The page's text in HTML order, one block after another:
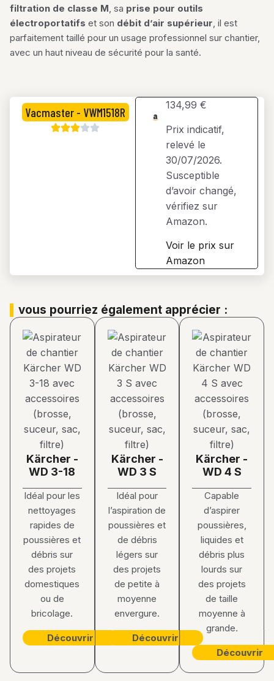
filtration de classe M, sa prise pour outils
électroportatifs et son débit d’air supérieur, il est
parfaitement taillé pour un usage professionnel sur chantier,
avec un haut niveau de sécurité pour la santé.
Vacmaster - VWM1518R
134,99 €
Prix indicatif,
relevé le
30/07/2026.
Susceptible
d’avoir changé,
vérifiez sur
Amazon.
Voir le prix sur
Amazon
vous pourriez également apprécier :
Kärcher -
WD 3-18
Idéal pour les
nettoyages
rapides de
poussières et
débris sur
des projets
domestiques
ou de
bricolage.
Découvrir
Kärcher -
WD 3 S
Idéal pour
l’aspiration de
poussières et
de débris
légers sur
des projets
de petite à
moyenne
envergure.
Découvrir
Kärcher -
WD 4 S
Capable
d’aspirer
poussières,
liquides et
débris plus
lourds sur
des projets
de taille
moyenne à
grande.
Découvrir